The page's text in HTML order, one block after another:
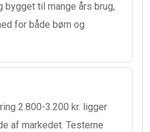
bygget til mange års brug,
for både børn og
2.800-3.200 kr. ligger
af markedet. Testerne